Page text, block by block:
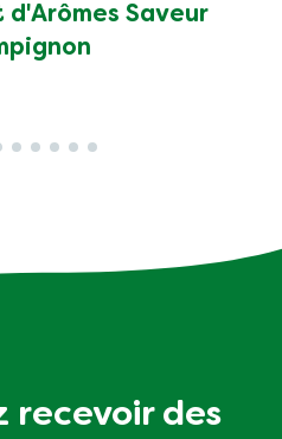
d'Arômes Saveur
recevoir des